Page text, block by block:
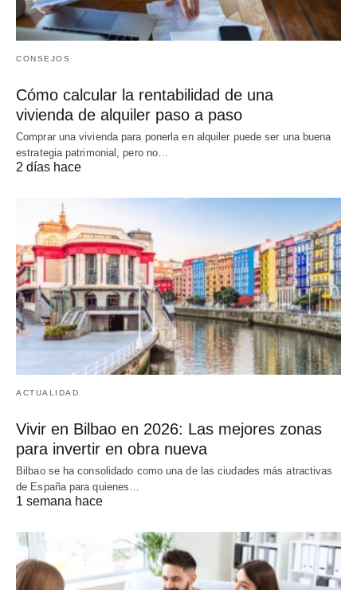
CONSEJOS
Cómo calcular la rentabilidad de una
vivienda de alquiler paso a paso
Comprar una vivienda para ponerla en alquiler puede ser una buena
estrategia patrimonial, pero no…
2 días hace
ACTUALIDAD
Vivir en Bilbao en 2026: Las mejores zonas
para invertir en obra nueva
Bilbao se ha consolidado como una de las ciudades más atractivas
de España para quienes…
1 semana hace